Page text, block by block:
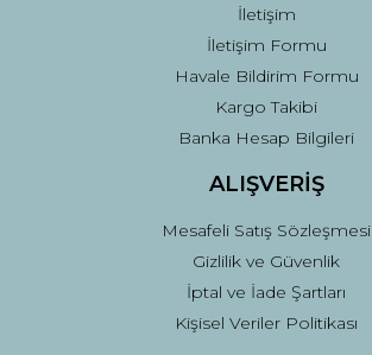
Gönder
İletişim
İletişim Formu
Havale Bildirim Formu
Kargo Takibi
Banka Hesap Bilgileri
ALIŞVERİŞ
Mesafeli Satış Sözleşmesi
Gizlilik ve Güvenlik
İptal ve İade Şartları
Kişisel Veriler Politikası